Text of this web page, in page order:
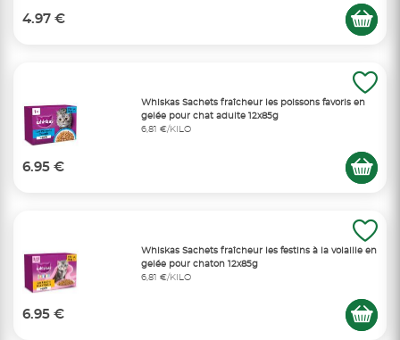
4.97 €
Whiskas Sachets fraîcheur les poissons favoris en
gelée pour chat adulte 12x85g
6,81 €/KILO
6.95 €
Whiskas Sachets fraîcheur les festins à la volaille en
gelée pour chaton 12x85g
6,81 €/KILO
6.95 €